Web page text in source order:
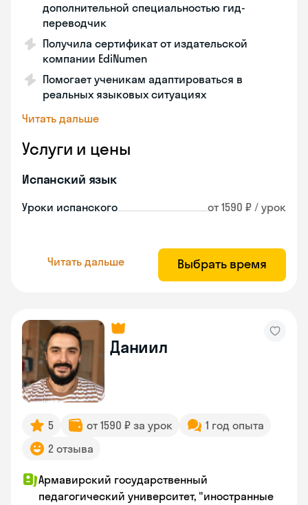
дополнительной специальностью гид-
переводчик
Получила сертификат от издательской
компании EdiNumen
Помогает ученикам адаптироваться в
реальных языковых ситуациях
Читать дальше
Услуги и цены
Испанский язык
Уроки испанского от 1590 ₽ / урок
Читать дальше Выбрать время
Даниил
5 от 1590 ₽ за урок
1 год опыта
2 отзыва
Армавирский государственный
педагогический университет, "иностранные